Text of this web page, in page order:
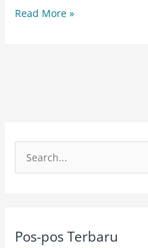
Read More »
u
Pos-pos Terbaru